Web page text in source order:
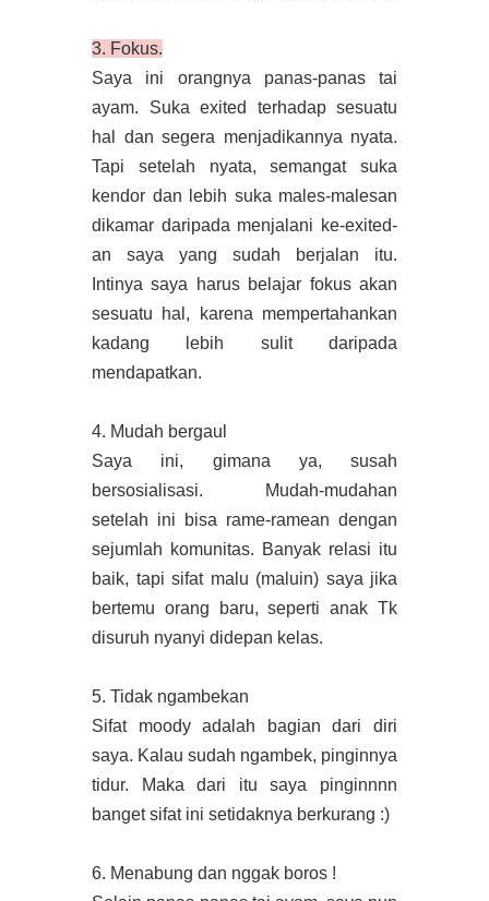
3. Fokus.
Saya ini orangnya panas-panas tai
ayam. Suka exited terhadap sesuatu
hal dan segera menjadikannya nyata.
Tapi setelah nyata, semangat suka
kendor dan lebih suka males-malesan
dikamar daripada menjalani ke-exited-
an saya yang sudah berjalan itu.
Intinya saya harus belajar fokus akan
sesuatu hal, karena mempertahankan
kadang lebih sulit daripada
mendapatkan.
4. Mudah bergaul
Saya ini, gimana ya, susah
bersosialisasi. Mudah-mudahan
setelah ini bisa rame-ramean dengan
sejumlah komunitas. Banyak relasi itu
baik, tapi sifat malu (maluin) saya jika
bertemu orang baru, seperti anak Tk
disuruh nyanyi didepan kelas.
5. Tidak ngambekan
Sifat moody adalah bagian dari diri
saya. Kalau sudah ngambek, pinginnya
tidur. Maka dari itu saya pinginnnn
banget sifat ini setidaknya berkurang :)
6. Menabung dan nggak boros !